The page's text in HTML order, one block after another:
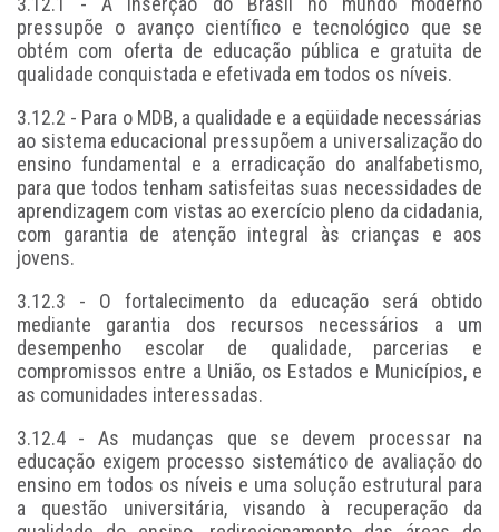
pressupõe o avanço científico e tecnológico que se
obtém com oferta de educação pública e gratuita de
qualidade conquistada e efetivada em todos os níveis.
3.12.2 - Para o MDB, a qualidade e a eqüidade necessárias
ao sistema educacional pressupõem a universalização do
ensino fundamental e a erradicação do analfabetismo,
para que todos tenham satisfeitas suas necessidades de
aprendizagem com vistas ao exercício pleno da cidadania,
com garantia de atenção integral às crianças e aos
jovens.
3.12.3 - O fortalecimento da educação será obtido
mediante garantia dos recursos necessários a um
desempenho escolar de qualidade, parcerias e
compromissos entre a União, os Estados e Municípios, e
as comunidades interessadas.
3.12.4 - As mudanças que se devem processar na
educação exigem processo sistemático de avaliação do
ensino em todos os níveis e uma solução estrutural para
a questão universitária, visando à recuperação da